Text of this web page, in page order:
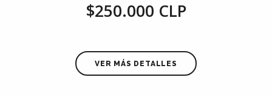
$250.000 CLP
VER MÁS DETALLES